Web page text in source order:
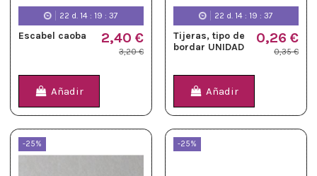
22d. 14: 19: 36
Escabel caoba 2,40 €
3,20 €
Añadir
22d. 14: 19: 36
Tijeras, tipo de
bordar UNIDAD
0,26 €
0,35 €
Añadir
-25% -25%